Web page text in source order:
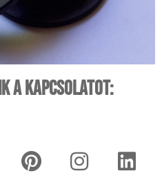
a kapcsolatot: